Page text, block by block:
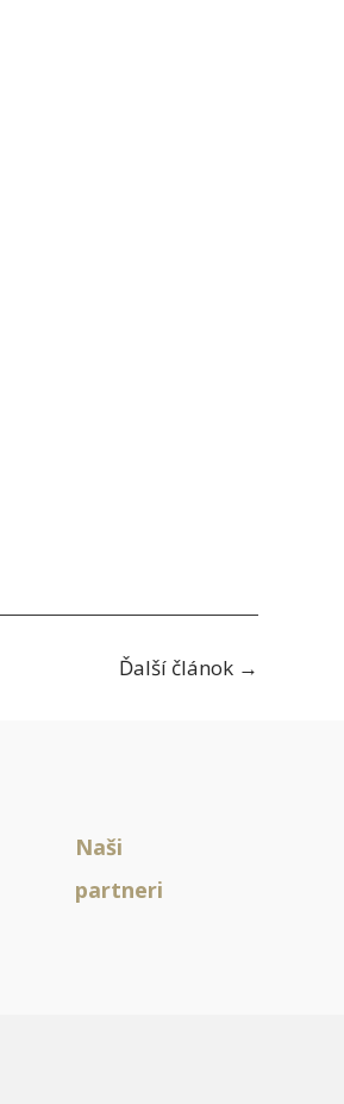
Ďalší článok →
Naši
partneri